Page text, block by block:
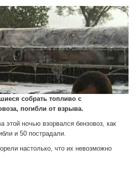
собрать топливо с
погибли от взрыва.
этой ночью взорвался бензовоз, как
и 50 пострадали.
настолько, что их невозможно